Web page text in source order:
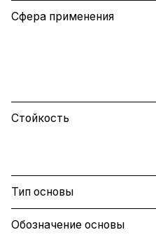
Сфера применения
Стойкость
Тип основы
Обозначение основы